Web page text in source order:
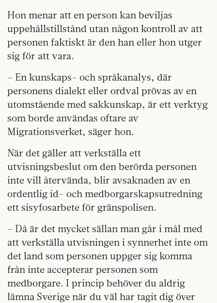
Hon menar att en person kan beviljas
uppehållstillstånd utan någon kontroll av att
personen faktiskt är den han eller hon utger
sig för att vara.
– En kunskaps- och språkanalys, där
personens dialekt eller ordval prövas av en
utomstående med sakkunskap, är ett verktyg
som borde användas oftare av
Migrationsverket, säger hon.
När det gäller att verkställa ett
utvisningsbeslut om den berörda personen
inte vill återvända, blir avsaknaden av en
ordentlig id- och medborgarskapsutredning
ett sisyfosarbete för gränspolisen.
– Då är det mycket sällan man går i mål med
att verkställa utvisningen i synnerhet inte om
det land som personen uppger sig komma
från inte accepterar personen som
medborgare. I princip behöver du aldrig
lämna Sverige när du väl har tagit dig över